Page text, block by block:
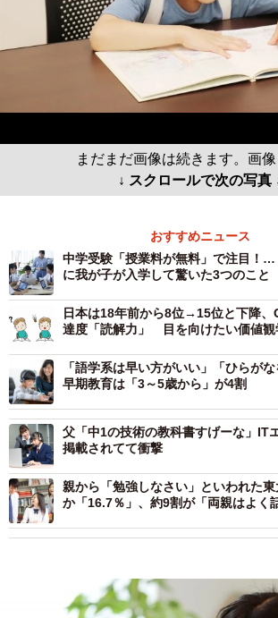
まだまだ画像は続きます。画像
↓ スクロールで次の写真
おすすめニュース
中学受験「授業料が無料」で注目！…
に我が子が入学して驚いた3つのこと
日本は18年前から8位→15位と下降、
達度「読解力」 目を向けたい価値観
「語学系は早い方がいい」「ひらが
早期教育は「3～5歳から」が4割
父「中1の技術の教科書すげーな」IT
掲載されてて衝撃
親から「勉強しなさい」といわれた
か「16.7％」、約9割が「両親はよく